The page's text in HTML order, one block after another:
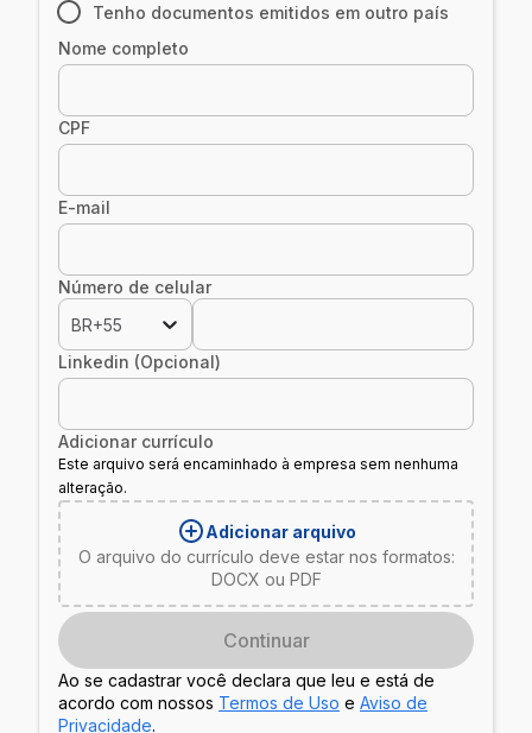
Tenho documentos emitidos em outro país
Nome completo
CPF
E-mail
Número de celular
BR+55
Linkedin (Opcional)
Adicionar currículo
Este arquivo será encaminhado à empresa sem nenhuma
alteração.
Adicionar arquivo
O arquivo do currículo deve estar nos formatos:
DOCX ou PDF
Continuar
Ao se cadastrar você declara que leu e está de
acordo com nossos Termos de Uso e Aviso de
Privacidade.